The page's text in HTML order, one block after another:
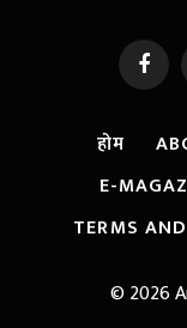
होम
E-
TERMS
© 2026